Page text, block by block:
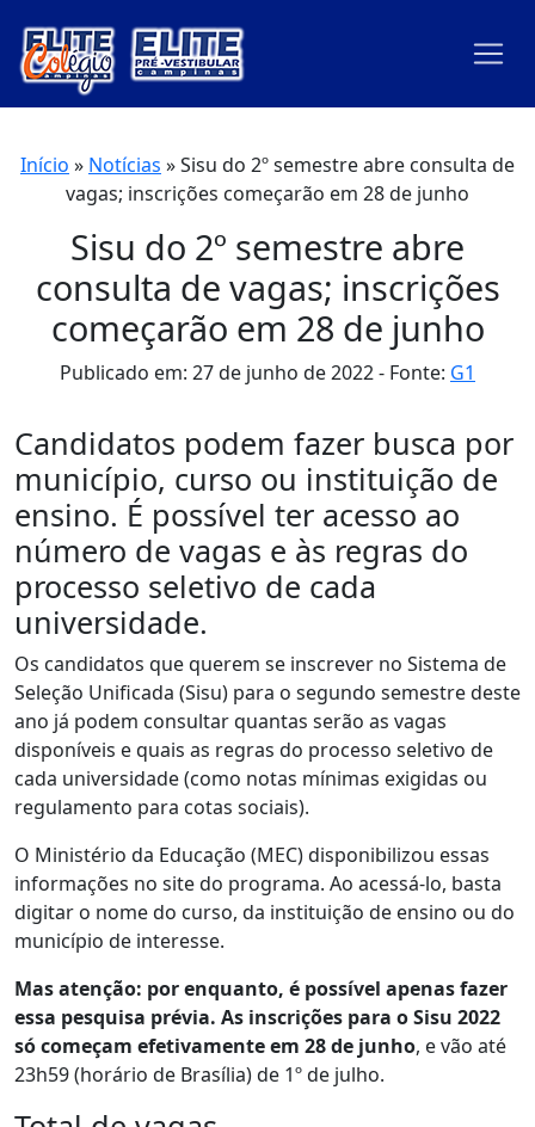
Início » Notícias »Sisu do 2º semestre abre consulta de
vagas; inscrições começarão em 28 de junho
Sisu do 2º semestre abre
consulta de vagas; inscrições
começarão em 28 de junho
Publicado em: 27 de junho de 2022 Fonte: G1
Candidatos podem fazer busca por
município, curso ou instituição de
ensino. É possível ter acesso ao
número de vagas e às regras do
processo seletivo de cada
universidade.
Os candidatos que querem se inscrever no Sistema de
Seleção Unificada (Sisu) para o segundo semestre deste
ano já podem consultar quantas serão as vagas
disponíveis e quais as regras do processo seletivo de
cada universidade (como notas mínimas exigidas ou
regulamento para cotas sociais).
O Ministério da Educação (MEC) disponibilizou essas
informações no site do programa. Ao acessá-lo, basta
digitar o nome do curso, da instituição de ensino ou do
município de interesse.
Mas atenção: por enquanto, é possível apenas fazer
essa pesquisa prévia. As inscrições para oSisu 2022
só começam efetivamente em 28 de junho, e vão até
23h59 (horário de Brasília) de 1º de julho.